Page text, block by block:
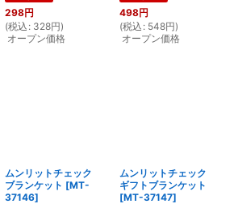
298円
(税込 : 328円)
オープン価格
498円
(税込 : 548円)
オープン価格
ムンリットチェック
ブランケット [MT-
37146]
ムンリットチェック
ギフトブランケット
[MT-37147]